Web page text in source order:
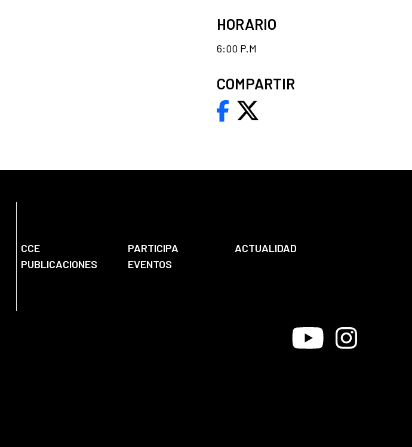
HORARIO
6:00 P.M
COMPARTIR
CCE PARTICIPA
ACTUALIDAD
PUBLICACIONES
EVENTOS
Youtube Instagram